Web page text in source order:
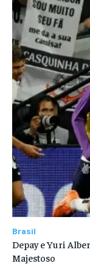
Brasil
Depay e Yuri
Majestoso